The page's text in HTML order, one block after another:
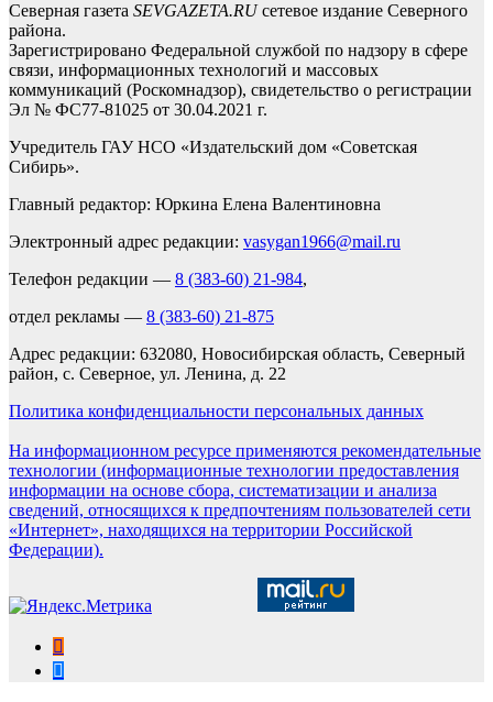
Северная газета SEVGAZETA.RUсетевое издание Северного
района.
Зарегистрировано Федеральной службой по надзору в сфере
связи, информационных технологий и массовых
коммуникаций (Роскомнадзор), свидетельство о регистрации
Эл № ФС77-81025 от 30.04.2021 г.
Учредитель ГАУ НСО «Издательский дом «Советская
Сибирь».
Главный редактор: Юркина Елена Валентиновна
Электронный адрес редакции: vasygan1966@mail.ru
Телефон редакции — 8 (383-60) 21-984,
отдел рекламы — 8 (383-60) 21-875
Адрес редакции: 632080, Новосибирская область, Северный
район, с. Северное, ул. Ленина, д. 22
Политика конфиденциальности персональных данных
На информационном ресурсе применяются рекомендательные
технологии (информационные технологии предоставления
информации на основе сбора, систематизации и анализа
сведений, относящихся к предпочтениям пользователей сети
«Интернет», находящихся на территории Российской
Федерации).